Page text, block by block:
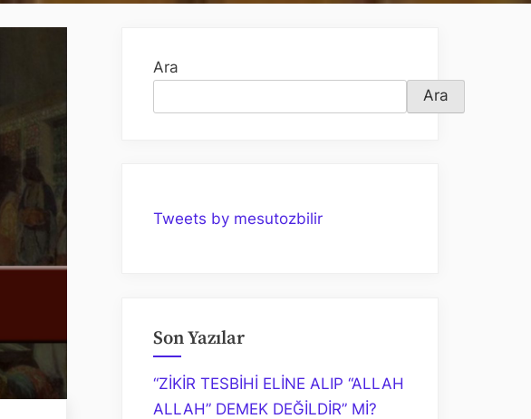
Ara
Ara
Tweets by mesutozbilir
Son Yazılar
“ZİKİR TESBİHİ ELİNE ALIP “ALLAH
ALLAH” DEMEK DEĞİLDİR” Mİ?